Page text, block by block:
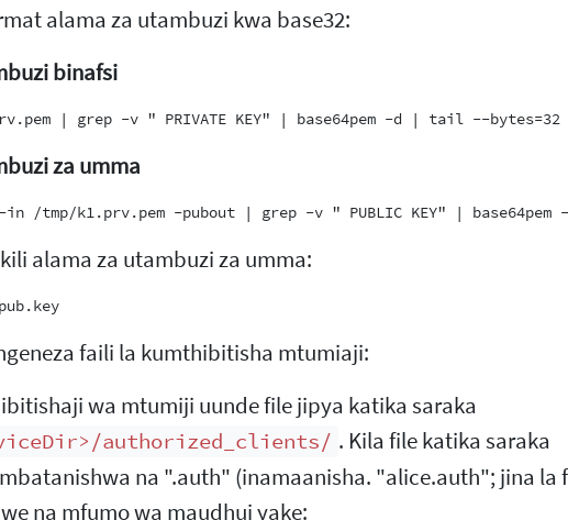
alama za utambuzi kwa base32:
binafsi
za umma
alama za utambuzi za umma:
$ cat /tmp/k1.pub.key
faili la kumthibitisha mtumiaji:
wa mtumiji uunde file jipya katika saraka
authorized_clients/ . Kila file katika saraka
na ".auth" (inamaanisha. "alice.auth"; jina la
na mfumo wa maudhui yake: